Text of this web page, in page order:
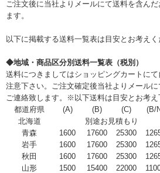
ご注文後に当社よりメールにて送料を含ん
ます。
以下に掲載する送料一覧表は目安とお考えく
◆地域・商品区分別送料一覧表（税別）
送料につきましてはショッピングカートに
注意下さい。ご注文確定後当社よりメール
ご連絡致します。※以下送料は目安とお考え
都道府県
(A) (B) (C)
(B/
北海道
別途お見積もり
青森
1600 17600 25300
岩手
1600 17600 25300
秋田
1600 17600 25300
山形
1500 15400 22000